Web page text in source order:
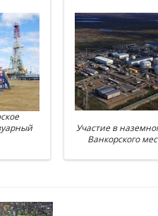
Участие в
Ванкорского